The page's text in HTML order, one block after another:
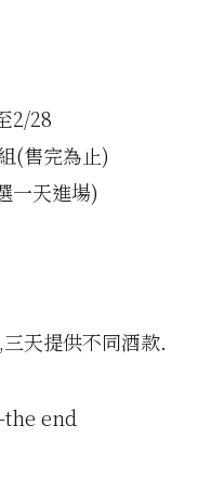
2/28
(售完為止)
一天進場)
天提供不同酒款.
the end